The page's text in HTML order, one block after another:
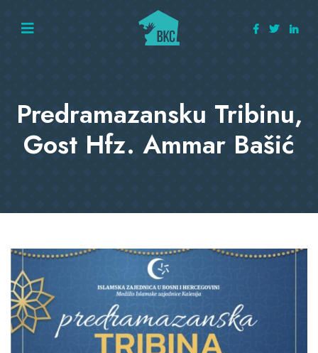
Predramazansku Tribinu,
Gost Hfz. Ammar Bašić